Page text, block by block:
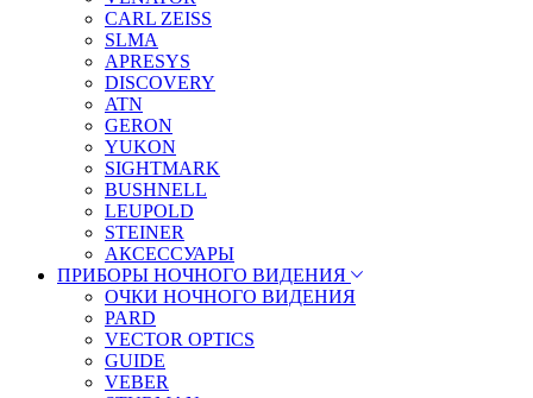
CARL ZEISS
SLMA
APRESYS
DISCOVERY
ATN
GERON
YUKON
SIGHTMARK
BUSHNELL
LEUPOLD
STEINER
АКСЕССУАРЫ
ПРИБОРЫ НОЧНОГО ВИДЕНИЯ
ОЧКИ НОЧНОГО ВИДЕНИЯ
PARD
VECTOR OPTICS
GUIDE
VEBER